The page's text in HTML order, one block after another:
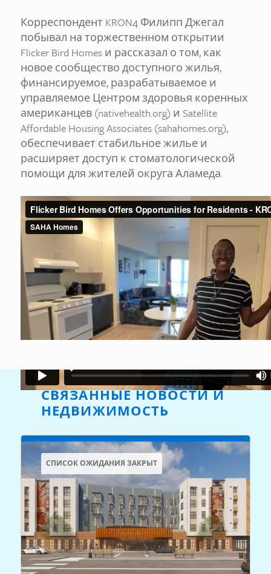
Корреспондент KRON4 Филипп Джегал
побывал на торжественном открытии
Flicker Bird Homes и рассказал о том, как
новое сообщество доступного жилья,
финансируемое, разрабатываемое и
управляемое Центром здоровья коренных
американцев (nativehealth.org) и Satellite
Affordable Housing Associates (sahahomes.org),
обеспечивает стабильное жилье и
расширяет доступ к стоматологической
помощи для жителей округа Аламеда.
СВЯЗАННЫЕ НОВОСТИ И
НЕДВИЖИМОСТЬ
СПИСОК ОЖИДАНИЯ ЗАКРЫТ